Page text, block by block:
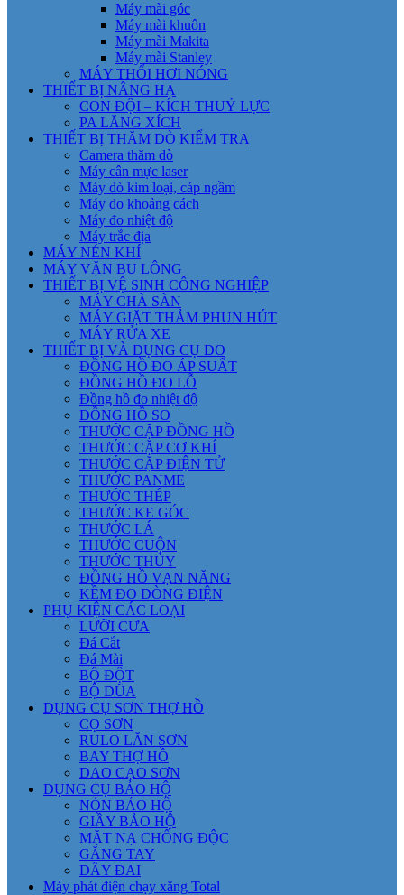
Máy mài góc
Máy mài khuôn
Máy mài Makita
Máy mài Stanley
MÁY THỔI HƠI NÓNG
THIẾT BỊ NÂNG HẠ
CON ĐỘI – KÍCH THUỶ LỰC
PA LĂNG XÍCH
THIẾT BỊ THĂM DÒ KIỂM TRA
Camera thăm dò
Máy cân mực laser
Máy dò kim loại, cáp ngầm
Máy đo khoảng cách
Máy đo nhiệt độ
Máy trắc địa
MÁY NÉN KHÍ
MÁY VẶN BU LÔNG
THIẾT BỊ VỆ SINH CÔNG NGHIỆP
MÁY CHÀ SÀN
MÁY GIẶT THẢM PHUN HÚT
MÁY RỬA XE
THIẾT BỊ VÀ DỤNG CỤ ĐO
ĐỒNG HỒ ĐO ÁP SUẤT
ĐỒNG HỒ ĐO LỖ
Đồng hồ đo nhiệt độ
ĐỒNG HỒ SO
THƯỚC CẶP ĐỒNG HỒ
THƯỚC CẶP CƠ KHÍ
THƯỚC CẶP ĐIỆN TỬ
THƯỚC PANME
THƯỚC THÉP
THƯỚC KE GÓC
THƯỚC LÁ
THƯỚC CUỘN
THƯỚC THỦY
ĐỒNG HỒ VẠN NĂNG
KỀM ĐO DÒNG ĐIỆN
PHỤ KIỆN CÁC LOẠI
LƯỠI CƯA
Đá Cắt
Đá Mài
BỘ ĐỘT
BỘ DŨA
DỤNG CỤ SƠN THỢ HỒ
CỌ SƠN
RULO LĂN SƠN
BAY THỢ HỒ
DAO CẠO SƠN
DỤNG CỤ BẢO HỘ
NÓN BẢO HỘ
GIẦY BẢO HỘ
MẶT NẠ CHỐNG ĐỘC
GĂNG TAY
DÂY ĐAI
Máy phát điện chạy xăng Total